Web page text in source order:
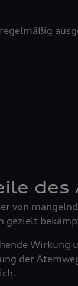
des
von
gezielt
Wirkung
der